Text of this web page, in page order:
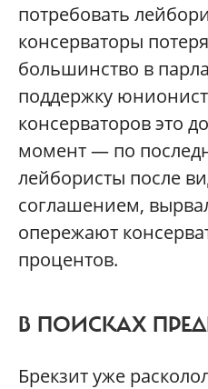
потребовать
консерваторы
большинство в
поддержку
консерваторов это
момент — по
лейбористы после
cоглашением,
опережают
процентов.
В ПОИСКАХ
Брекзит уже